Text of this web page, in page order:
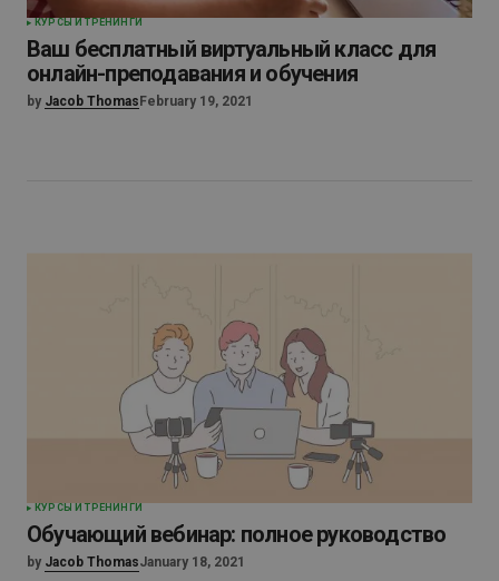
КУРСЫ И ТРЕНИНГИ
Ваш бесплатный виртуальный класс для
онлайн-преподавания и обучения
by Jacob Thomas February 19, 2021
КУРСЫ И ТРЕНИНГИ
Обучающий вебинар: полное руководство
by Jacob ThomasJanuary 18, 2021